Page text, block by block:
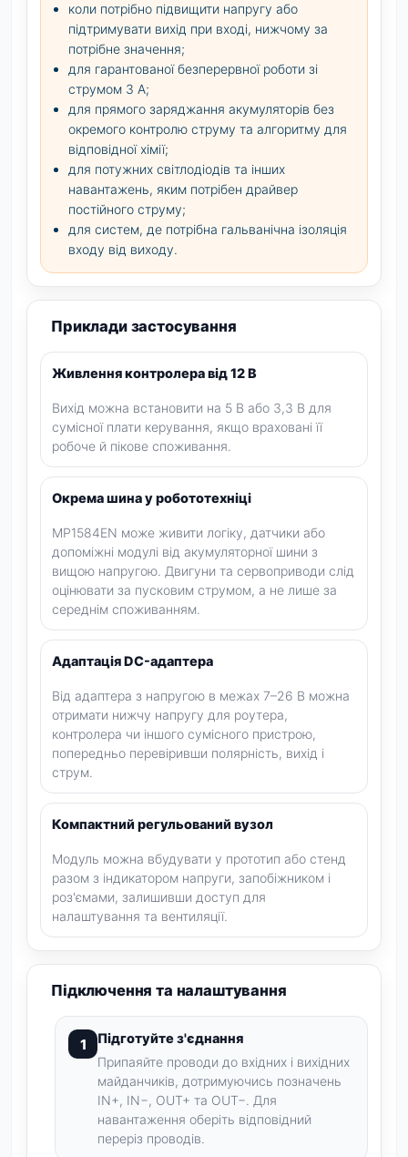
коли потрібно підвищити напругу або
підтримувати вихід при вході, нижчому за
потрібне значення;
для гарантованої безперервної роботи зі
струмом 3 А;
для прямого заряджання акумуляторів без
окремого контролю струму та алгоритму для
відповідної хімії;
для потужних світлодіодів та інших
навантажень, яким потрібен драйвер
постійного струму;
для систем, де потрібна гальванічна ізоляція
входу від виходу.
Приклади застосування
Живлення контролера від 12 В
Вихід можна встановити на 5 В або 3,3 В для
сумісної плати керування, якщо враховані її
робоче й пікове споживання.
Окрема шина у робототехніці
MP1584EN може живити логіку, датчики або
допоміжні модулі від акумуляторної шини з
вищою напругою. Двигуни та сервоприводи слід
оцінювати за пусковим струмом, а не лише за
середнім споживанням.
Адаптація DC-адаптера
Від адаптера з напругою в межах 7–26 В можна
отримати нижчу напругу для роутера,
контролера чи іншого сумісного пристрою,
попередньо перевіривши полярність, вихід і
струм.
Компактний регульований вузол
Модуль можна вбудувати у прототип або стенд
разом з індикатором напруги, запобіжником і
роз'ємами, залишивши доступ для
налаштування та вентиляції.
Підключення та налаштування
Підготуйте з'єднання
Припаяйте проводи до вхідних і вихідних
майданчиків, дотримуючись позначень
IN+, IN−, OUT+ та OUT−. Для
навантаження оберіть відповідний
переріз проводів.